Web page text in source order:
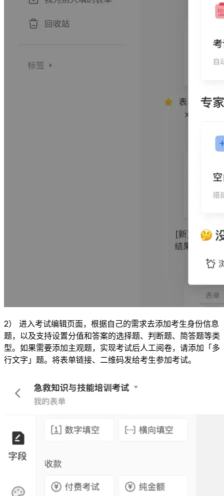
2） 进入考试编辑页面，根据自己的需求去添加考生身份信息
题，以及支持设置分值和答案的选择题、判断题、简答题等类
型。如果需要添加主观题，实现考试后人工阅卷，请添加「多
行文字」题。将表单链接、二维码发给考生参加考试。